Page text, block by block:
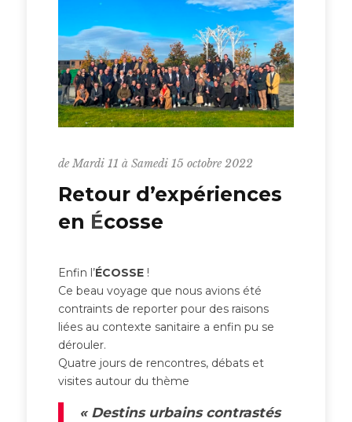
de Mardi 11 à Samedi 15 octobre 2022
Retour d’expériences
en Écosse
Enfin l’ÉCOSSE !
Ce beau voyage que nous avions été
contraints de reporter pour des raisons
liées au contexte sanitaire a enfin pu se
dérouler.
Quatre jours de rencontres, débats et
visites autour du thème
« Destins urbains contrastés